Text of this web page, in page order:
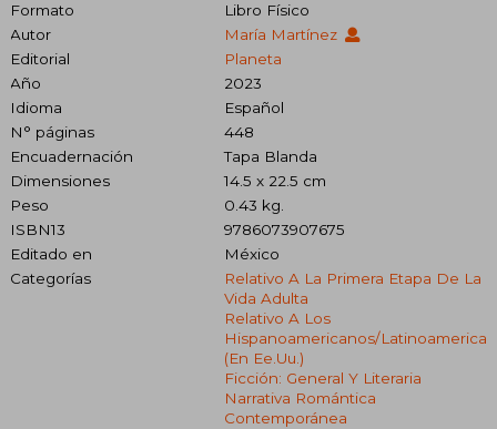
Formato
Libro Físico
Autor
María Martínez
Editorial
Planeta
Año
2023
Idioma
Español
N° páginas
448
Encuadernación
Tapa Blanda
Dimensiones
14.5 x 22.5 cm
Peso
0.43 kg.
ISBN13
9786073907675
Editado en
México
Categorías
Relativo A La Primera Etapa De La
Vida Adulta
Relativo A Los
Hispanoamericanos/
(en Ee.uu.)
Ficción: General Y Literaria
Narrativa Romántica
Contemporánea